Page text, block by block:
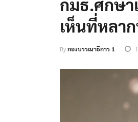
กมธ.ศึกษา
เห็นที่หลา
Byกองบรรณาธิการ 1